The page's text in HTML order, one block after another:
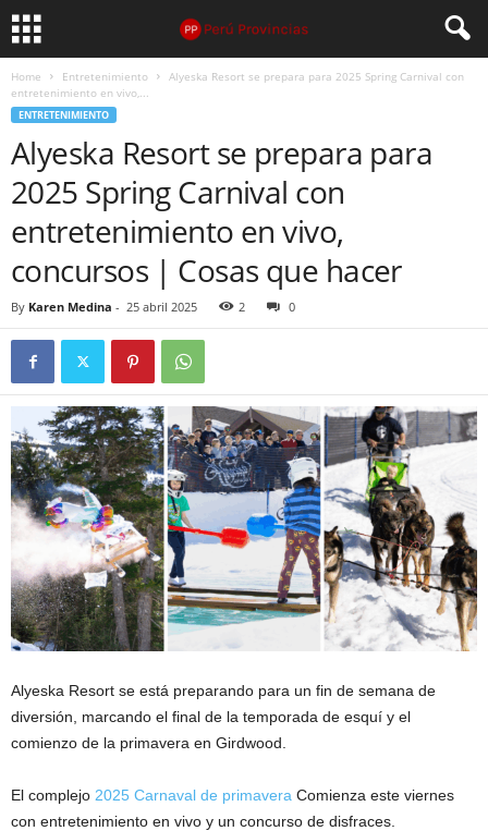
Home Entretenimiento
Alyeska Resort se prepara para 2025 Spring Carnival con
entretenimiento en vivo,...
ENTRETENIMIENTO
Alyeska Resort se prepara para
2025 Spring Carnival con
entretenimiento en vivo,
concursos | Cosas que hacer
By Karen Medina - 25 abril 2025 2 0
Alyeska Resort se está preparando para un fin de semana de
diversión, marcando el final de la temporada de esquí y el
comienzo de la primavera en Girdwood.
El complejo 2025 Carnaval de primavera Comienza este viernes
con entretenimiento en vivo y un concurso de disfraces.